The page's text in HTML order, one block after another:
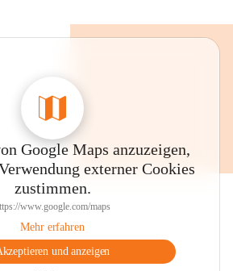
Google Maps anzuzeigen,
externer Cookies
zustimmen.
www.google.com/maps
Mehr erfahren
und anzeigen